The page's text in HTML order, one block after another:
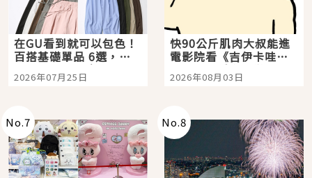
在GU看到就可以包色！
百搭基礎單品 6選，閉
眼全收也不心疼
2026年07月25日
快90公斤肌肉大叔能進
電影院看《吉伊卡哇》
嗎？日本重金屬樂團
「打首」會長與nagano
2026年08月03日
No.7 No.8